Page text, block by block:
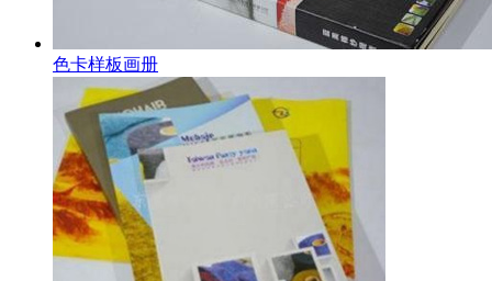
色卡样板画册